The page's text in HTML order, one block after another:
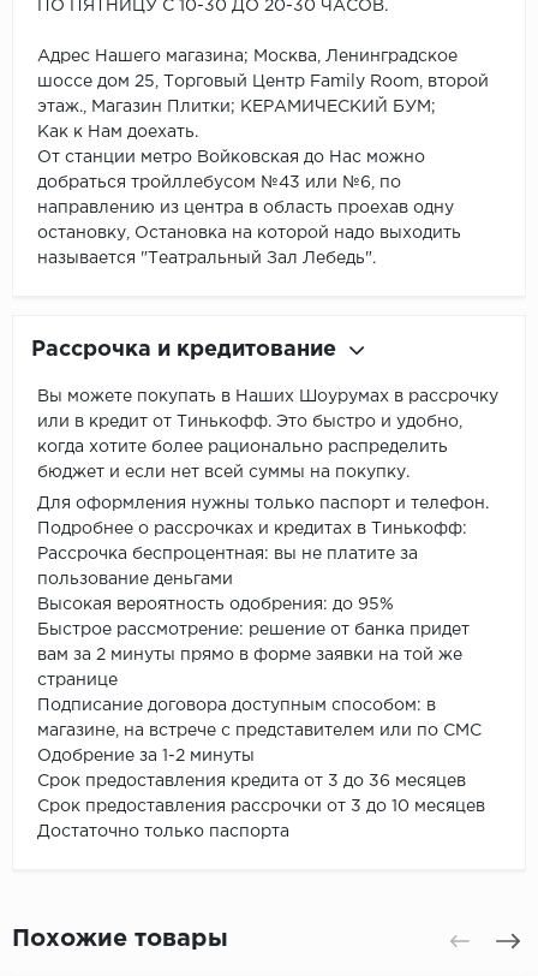
ПО ПЯТНИЦУ С 10-30 ДО 20-30 ЧАСОВ.
Адрес Нашего магазина; Москва, Ленинградское
шоссе дом 25, Торговый Центр Family Room, второй
этаж., Магазин Плитки; КЕРАМИЧЕСКИЙ БУМ;
Как к Нам доехать.
От станции метро Войковская до Нас можно
добраться тройллебусом №43 или №6, по
направлению из центра в область проехав одну
остановку, Остановка на которой надо выходить
называется "Театральный Зал Лебедь".
Рассрочка и кредитование
Вы можете покупать в Наших Шоурумах в рассрочку
или в кредит от Тинькофф. Это быстро и удобно,
когда хотите более рационально распределить
бюджет и если нет всей суммы на покупку.
Для оформления нужны только паспорт и телефон.
Подробнее о рассрочках и кредитах в Тинькофф:
Рассрочка беспроцентная: вы не платите за
пользование деньгами
Высокая вероятность одобрения: до 95%
Быстрое рассмотрение: решение от банка придет
вам за 2 минуты прямо в форме заявки на той же
странице
Подписание договора доступным способом: в
магазине, на встрече с представителем или по СМС
Одобрение за 1-2 минуты
Срок предоставления кредита от 3 до 36 месяцев
Срок предоставления рассрочки от 3 до 10 месяцев
Достаточно только паспорта
Похожие товары